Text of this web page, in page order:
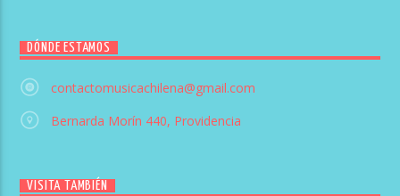
DÓNDE ESTAMOS
contactomusicachilena@gmail.com
Bernarda Morín 440, Providencia
VISITA TAMBIÉN